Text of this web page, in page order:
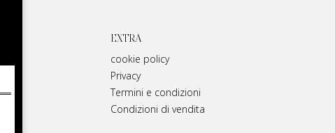
EXTRA
cookie policy
Privacy
Termini e condizioni
Condizioni di vendita